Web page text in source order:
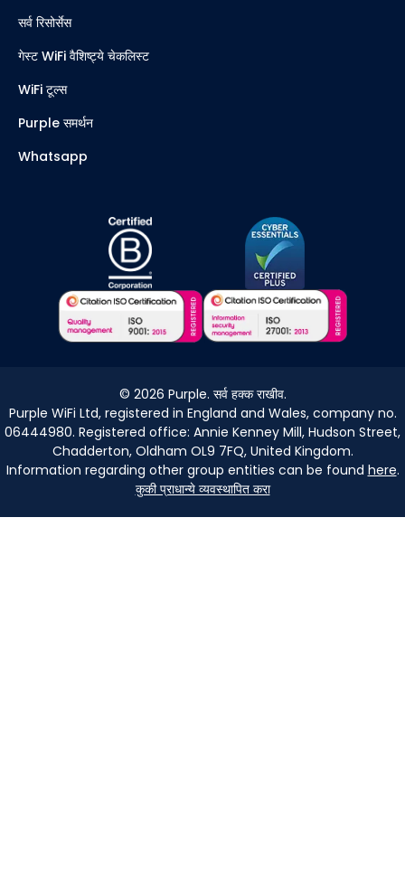
सर्व रिसोर्सेस
गेस्ट WiFi वैशिष्ट्ये चेकलिस्ट
WiFi टूल्स
Purple समर्थन
Whatsapp
© 2026 Purple. सर्व हक्क राखीव.
Purple WiFi Ltd, registered in England and Wales, company no.
06444980. Registered office: Annie Kenney Mill, Hudson Street,
Chadderton, Oldham OL9 7FQ, United Kingdom.
Information regarding other group entities can be found here.
कुकी प्राधान्ये व्यवस्थापित करा